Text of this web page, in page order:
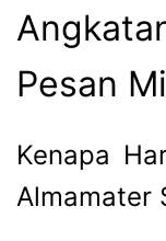
Pesan
Kenapa
Almamater